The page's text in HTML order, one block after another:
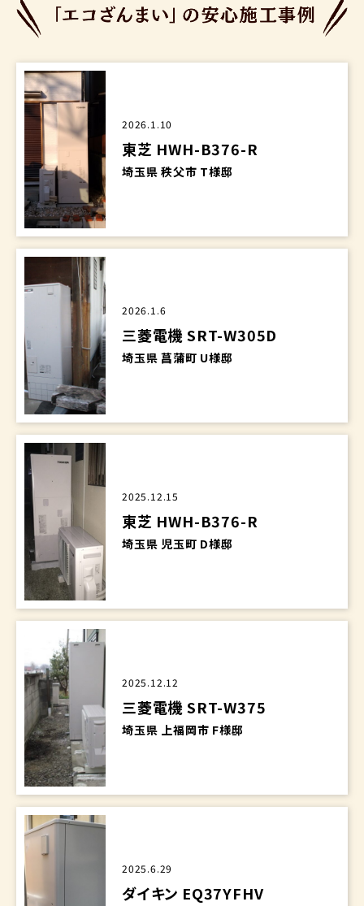
2026.1.10
東芝 HWH-B376-R
埼玉県 秩父市 T様邸
2026.1.6
三菱電機 SRT-W305D
埼玉県 菖蒲町 U様邸
2025.12.15
東芝 HWH-B376-R
埼玉県 児玉町 D様邸
2025.12.12
三菱電機 SRT-W375
埼玉県 上福岡市 F様邸
2025.6.29
ダイキン EQ37YFHV